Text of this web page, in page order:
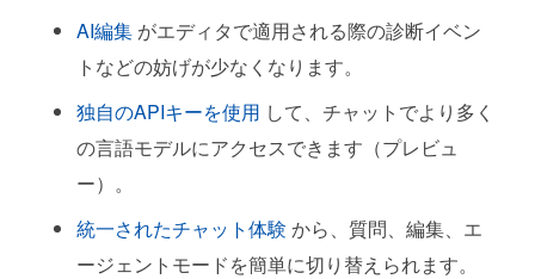
ウィンドウコントロールの新しい設定
(Linux、Windows)
コード編集
次の編集候補（NES）が正式リリース
ツールベースの編集モード
AI編集 がエディタで適用される際の診断イベン
トなどの妨げが少なくなります。
独自のAPIキーを使用 して、チャットでより多く
の言語モデルにアクセスできます（プレビュ
ー）。
統一されたチャット体験 から、質問、編集、エ
ージェントモードを簡単に切り替えられます。